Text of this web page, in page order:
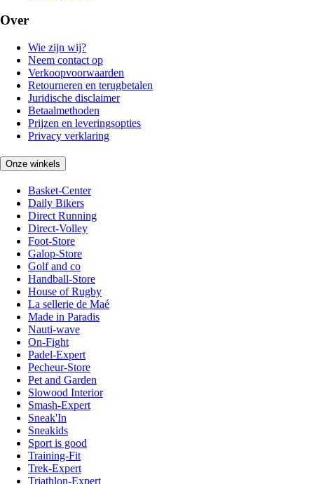
Over
Wie zijn wij?
Neem contact op
Verkoopvoorwaarden
Retourneren en terugbetalen
Juridische disclaimer
Betaalmethoden
Prijzen en leveringsopties
Privacy verklaring
Onze winkels
Basket-Center
Daily Bikers
Direct Running
Direct-Volley
Foot-Store
Galop-Store
Golf and co
Handball-Store
House of Rugby
La sellerie de Maé
Made in Paradis
Nauti-wave
On-Fight
Padel-Expert
Pecheur-Store
Pet and Garden
Slowood Interior
Smash-Expert
Sneak'In
Sneakids
Sport is good
Training-Fit
Trek-Expert
Triathlon-Expert